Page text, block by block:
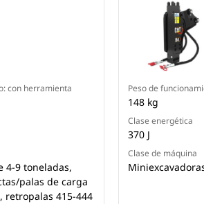
con herramienta
4-9 toneladas,
palas de carga
retropalas 415-444
Peso de
148 kg
Clase energética
370 J
Clase de máquina